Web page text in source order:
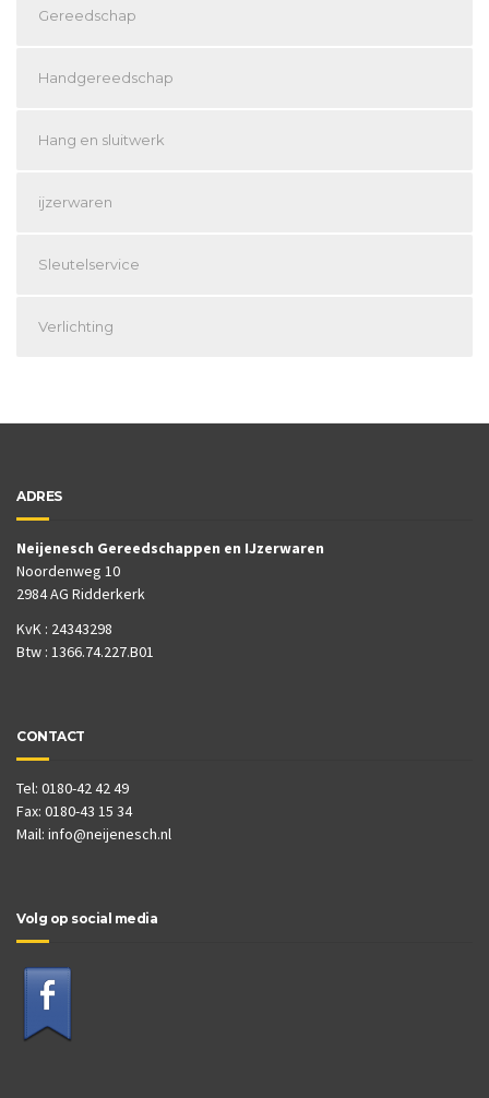
Gereedschap
Handgereedschap
Hang en sluitwerk
ijzerwaren
Sleutelservice
Verlichting
ADRES
Neijenesch Gereedschappen en IJzerwaren
Noordenweg 10
2984 AG Ridderkerk
KvK : 24343298
Btw : 1366.74.227.B01
CONTACT
Tel: 0180-42 42 49
Fax: 0180-43 15 34
Mail: info@neijenesch.nl
Volg op social media